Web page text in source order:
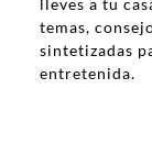
temas,
sintetizadas
entretenida.